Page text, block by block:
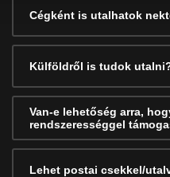
Cégként is utalhatok
Külföldről is tudok
Van-e lehetőség arra,
rendszerességgel
Lehet postai csekkel/